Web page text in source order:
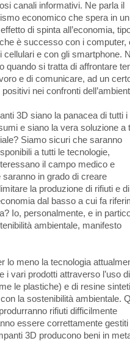
canali informativi. Ne parla il
economico che spera in un
di spinta all’economia,
è successo con i computer,
cellulari e con gli smartphone.
quando si tratta di affrontare
e di comunicare, ad un
nei confronti
3D siano la panacea di tutti i
e siano la vera soluzione a
Siamo sicuri che saranno
a tutti le tecnologie,
il campo medico e
in grado di creare
la produzione di rifiuti e di
dal basso a cui fa
Io, personalmente, e in
ambientale, manifesto
lo meno la tecnologia
i vari prodotti attraverso l’uso di
le plastiche) e di resine
la sostenibilità ambientale.
rifiuti difficilmente
essere correttamente gestiti
3D producono beni in